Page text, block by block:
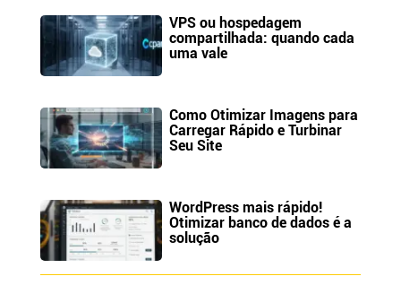
VPS ou hospedagem
compartilhada: quando cada
uma vale
Como Otimizar Imagens para
Carregar Rápido e Turbinar
Seu Site
WordPress mais rápido!
Otimizar banco de dados é a
solução